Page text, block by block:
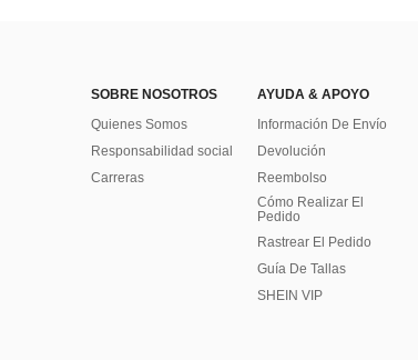
SOBRE NOSOTROS
Quienes Somos
Responsabilidad social
Carreras
AYUDA & APOYO
Información De Envío
Devolución
Reembolso
Cómo Realizar El
Pedido
Rastrear El Pedido
Guía De Tallas
SHEIN VIP